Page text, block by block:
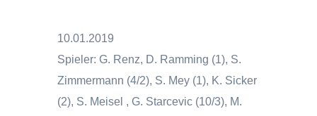
10.01.2019
Spieler: G. Renz, D. Ramming (1), S.
Zimmermann (4/2), S. Mey (1), K. Sicker
(2), S. Meisel , G. Starcevic (10/3), M.